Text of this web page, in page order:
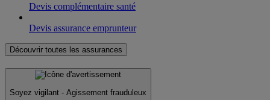
Devis complémentaire santé
Devis assurance emprunteur
Découvrir toutes les assurances
Soyez vigilant - Agissement frauduleux